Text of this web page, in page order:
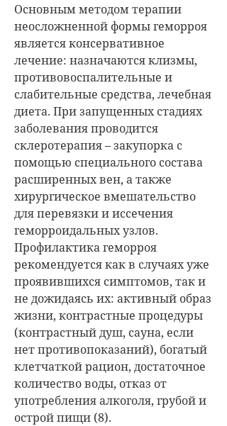
Основным методом терапии
неосложненной формы геморроя
является консервативное
лечение: назначаются клизмы,
противовоспалительные и
слабительные средства, лечебная
диета. При запущенных стадиях
заболевания проводится
склеротерапия – закупорка с
помощью специального состава
расширенных вен, а также
хирургическое вмешательство
для перевязки и иссечения
геморроидальных узлов.
Профилактика геморроя
рекомендуется как в случаях уже
проявившихся симптомов, так и
не дожидаясь их: активный образ
жизни, контрастные процедуры
(контрастный душ, сауна, если
нет противопоказаний), богатый
клетчаткой рацион, достаточное
количество воды, отказ от
употребления алкоголя, грубой и
острой пищи (8).